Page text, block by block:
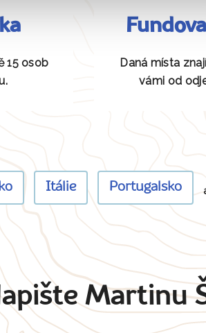
15 osob
Daná místa
vámi od
Itálie Portugalsko
Martinu